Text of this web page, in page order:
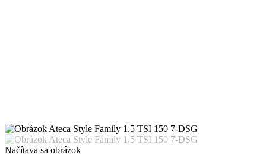
Načítava sa obrázok